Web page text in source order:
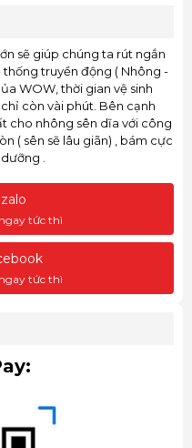
sẽ giúp chúng ta rút ngắn
truyền động ( Nhông -
WOW, thời gian vệ sinh
còn vài phút. Bên cạnh
cho nhông sên dĩa với công
( sên sẽ lâu giãn) , bám cực
.
tức thì
tức thì